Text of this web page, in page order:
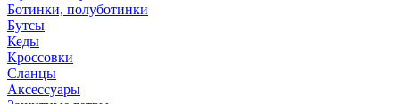
Ботинки, полуботинки
Бутсы
Кеды
Кроссовки
Сланцы
Аксессуары